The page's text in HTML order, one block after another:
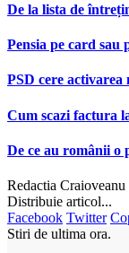
De la lista de
Pensia pe card sau
PSD cere
Cum scazi factura
De ce au românii o
Redactia Craioveanu
Distribuie articol...
Facebook Twitter
Stiri de ultima ora.